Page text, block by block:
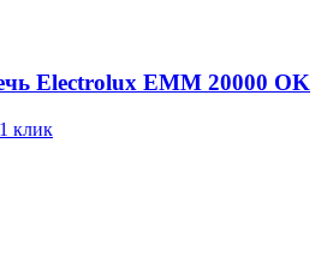
Electrolux EMM 20000 OK
клик